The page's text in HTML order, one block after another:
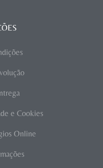
e Cookies
Online